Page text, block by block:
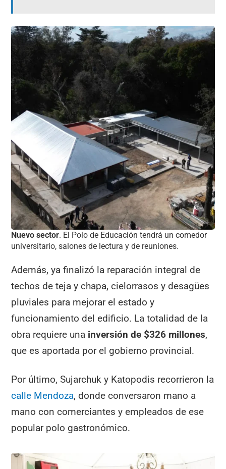
Nuevo sector. El Polo de Educación tendrá un comedor
universitario, salones de lectura y de reuniones.
Además, ya finalizó la reparación integral de
techos de teja y chapa, cielorrasos y desagües
pluviales para mejorar el estado y
funcionamiento del edificio. La totalidad de la
obra requiere una inversión de $326 millones,
que es aportada por el gobierno provincial.
Por último, Sujarchuk y Katopodis recorrieron la
calle Mendoza, donde conversaron mano a
mano con comerciantes y empleados de ese
popular polo gastronómico.